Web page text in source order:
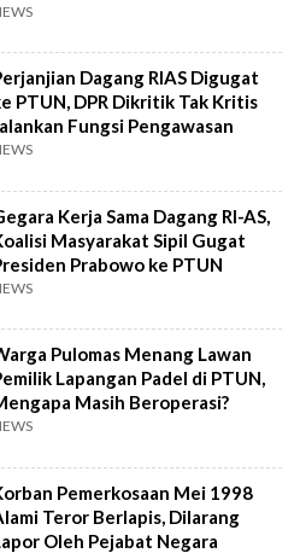
Dagang RIAS Digugat
PTUN, DPR Dikritik Tak Kritis
Fungsi Pengawasan
Kerja Sama Dagang RI-AS,
Masyarakat Sipil Gugat
Prabowo ke PTUN
Pulomas Menang Lawan
Lapangan Padel di PTUN,
Masih Beroperasi?
Pemerkosaan Mei 1998
Teror Berlapis, Dilarang
Oleh Pejabat Negara